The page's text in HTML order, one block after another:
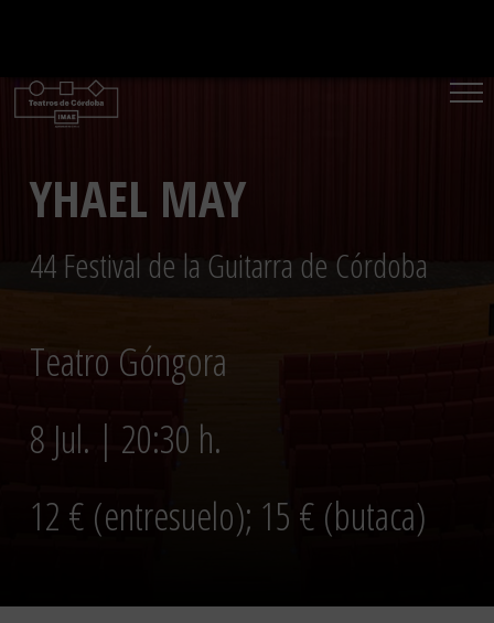
contenido
YHAEL MAY
44 Festival de la Guitarra de Córdoba
Teatro Góngora
8 Jul. | 20:30 h.
12 € (entresuelo); 15 € (butaca)